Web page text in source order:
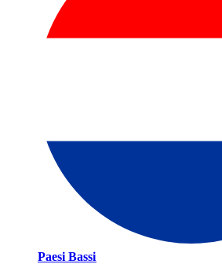
Paesi Bassi​​